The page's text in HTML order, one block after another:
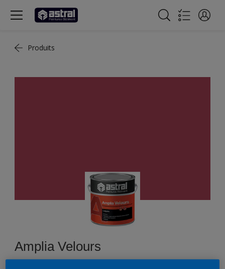
Produits
Amplia Velours